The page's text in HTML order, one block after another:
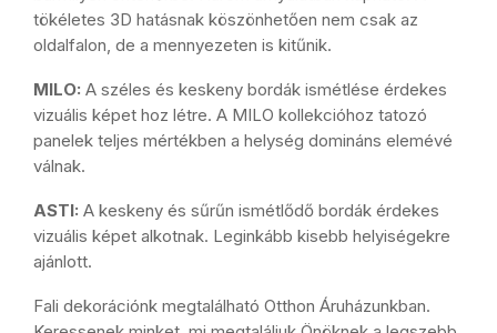
tökéletes 3D hatásnak köszönhetően nem csak az
oldalfalon, de a mennyezeten is kitűnik.
MILO: A széles és keskeny bordák ismétlése érdekes
vizuális képet hoz létre. A MILO kollekcióhoz tatozó
panelek teljes mértékben a helység domináns elemévé
válnak.
ASTI: A keskeny és sűrűn ismétlődő bordák érdekes
vizuális képet alkotnak. Leginkább kisebb helyiségekre
ajánlott.
Fali dekorációnk megtalálható Otthon Áruházunkban.